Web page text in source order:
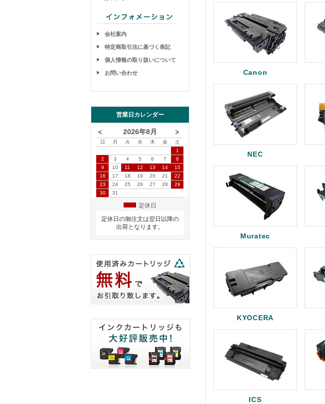
会社案内
特定商取引法に基づく表記
個人情報の取り扱いについて
お問い合わせ
営業日カレンダー
2026年8月
日 月 火 水 木 金
土
1
2
3 4 5 6 7
8
9
10 11 12 13 14
15
16
17 18 19 20 21
22
23
24 25 26 27 28
29
30
31
定休日
定休日の御注文は翌日以降の
出荷となります。
Canon
NEC
Muratec
KYOCERA
ICS